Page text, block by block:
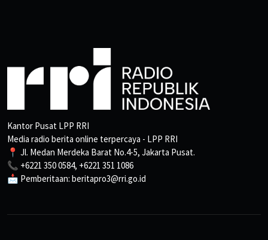
Kantor Pusat LPP RRI
Media radio berita online terpercaya - LPP RRI
📍 Jl. Medan Merdeka Barat No.4-5, Jakarta Pusat.
📞 +6221 350 0584, +6221 351 1086
📩 Pemberitaan: beritapro3@rri.go.id